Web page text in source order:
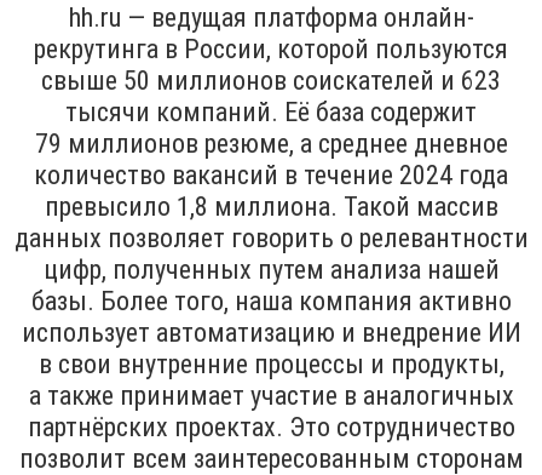
hh.ru — ведущая платформа онлайн-
рекрутинга в России, которой пользуются
свыше 50 миллионов соискателей и 623
тысячи компаний. Её база содержит
79 миллионов резюме, а среднее дневное
количество вакансий в течение 2024 года
превысило 1,8 миллиона. Такой массив
данных позволяет говорить о релевантности
цифр, полученных путем анализа нашей
базы. Более того, наша компания активно
использует автоматизацию и внедрение ИИ
в свои внутренние процессы и продукты,
а также принимает участие в аналогичных
партнёрских проектах. Это сотрудничество
позволит всем заинтересованным сторонам